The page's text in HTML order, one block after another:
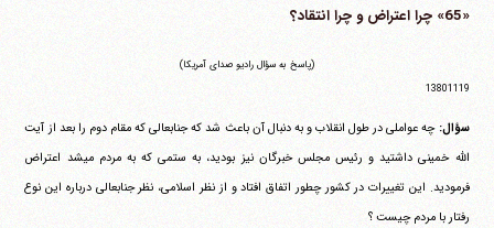
«65» چرا اعتراض و چرا انتقاد؟
(پاسخ به سؤال رادیو صدای آمریکا)
13801119
سؤال:چه عواملی در طول انقلاب و به دنبال آن باعث شد که جنابعالی که مقام دوم را بعد از آیت
الله خمینی داشتید و رئیس مجلس خبرگان نیز بودید، به ستمی که به مردم می‎شد اعتراض
فرمودید. این تغییرات در کشور چطور اتفاق افتاد و از نظر اسلامی، نظر جنابعالی درباره این نوع
رفتار با مردم چیست ؟